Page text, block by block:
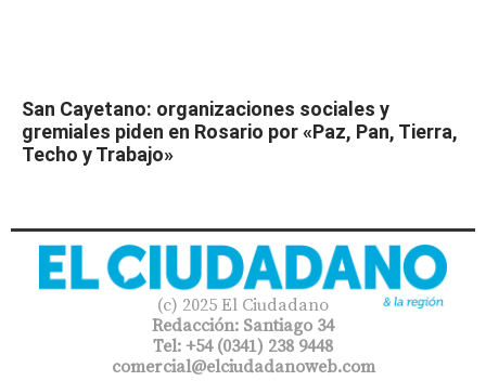
San Cayetano: organizaciones sociales y
gremiales piden en Rosario por «Paz, Pan, Tierra,
Techo y Trabajo»
(c) 2025 El Ciudadano
Redacción: Santiago 34
Tel: +54 (0341) 238 9448
comercial@elciudadanoweb.com​